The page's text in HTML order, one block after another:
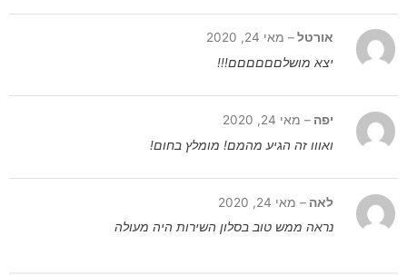
אורטל– מאי 24, 2020
יצא מושלםםםםםם!!!
יפה – מאי 24, 2020
ואווו זה הגיע מהמם! מומלץ בחום!
לאה – מאי 24, 2020
נראה ממש טוב בסלון השירות היה מעולה